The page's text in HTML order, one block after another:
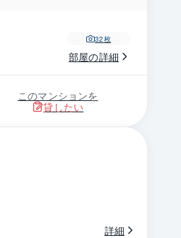
32枚
部屋の詳細
このマンションを
貸したい
詳細